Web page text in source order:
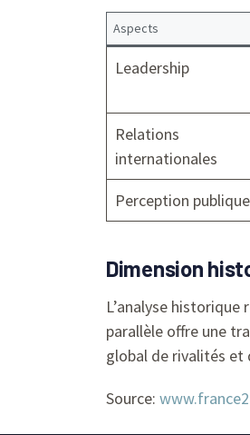
Aspects
Leadership
Relations
internationales
Perception publique
Dimension
L’analyse
parallèle offre une
global de rivalités
Source: